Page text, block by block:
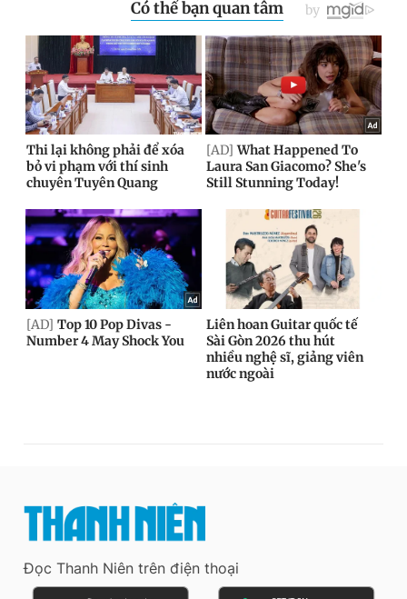
Đọc Thanh Niên trên điện thoại